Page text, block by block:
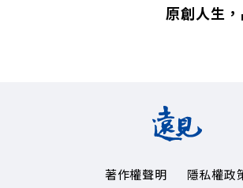
原創人生
著作權聲明 隱私權政